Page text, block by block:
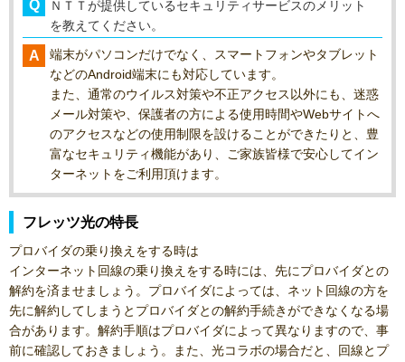
ＮＴＴが提供しているセキュリティサービスのメリット
を教えてください。
端末がパソコンだけでなく、スマートフォンやタブレット
などのAndroid端末にも対応しています。
また、通常のウイルス対策や不正アクセス以外にも、迷惑
メール対策や、保護者の方による使用時間やWebサイトへ
のアクセスなどの使用制限を設けることができたりと、豊
富なセキュリティ機能があり、ご家族皆様で安心してイン
ターネットをご利用頂けます。
フレッツ光の特長
プロバイダの乗り換えをする時は
インターネット回線の乗り換えをする時には、先にプロバイダとの
解約を済ませましょう。プロバイダによっては、ネット回線の方を
先に解約してしまうとプロバイダとの解約手続きができなくなる場
合があります。解約手順はプロバイダによって異なりますので、事
前に確認しておきましょう。また、光コラボの場合だと、回線とプ